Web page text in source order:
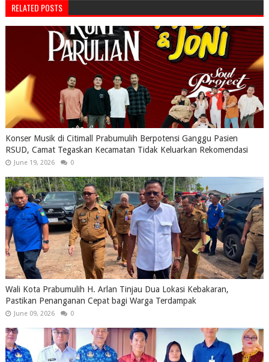
RELATED POSTS
Konser Musik di Citimall Prabumulih Berpotensi Ganggu Pasien
RSUD, Camat Tegaskan Kecamatan Tidak Keluarkan Rekomendasi
June 19, 2026 0
Wali Kota Prabumulih H. Arlan Tinjau Dua Lokasi Kebakaran,
Pastikan Penanganan Cepat bagi Warga Terdampak
June 09, 2026 0